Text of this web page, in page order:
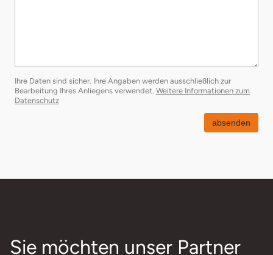
Ihre Daten sind sicher. Ihre Angaben werden ausschließlich zur
Bearbeitung Ihres Anliegens verwendet. Weitere Informationen zum
Datenschutz
absenden
Sie möchten unser Partner